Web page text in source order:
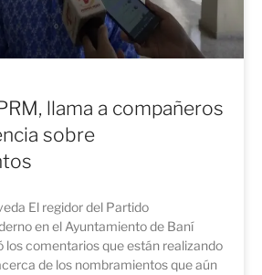
llama a compañeros
sobre
El regidor del Partido
en el Ayuntamiento de Baní
los comentarios que están realizando
de los nombramientos que aún